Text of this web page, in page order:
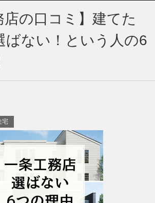
店の口コミ】建てた
ばない！という人の6
宅